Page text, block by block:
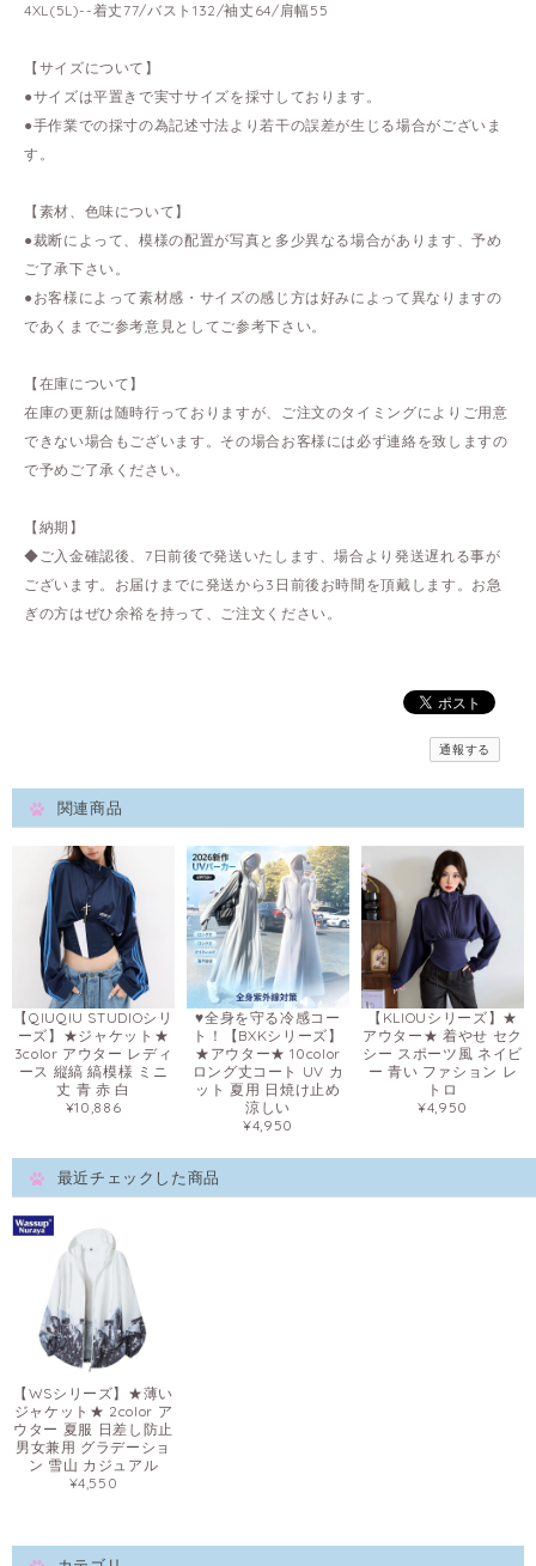
4XL(5L)--着丈77/バスト132/袖丈64/肩幅55
【サイズについて】
●サイズは平置きで実寸サイズを採寸しております。
●手作業での採寸の為記述寸法より若干の誤差が生じる場合がございま
す。
【素材、色味について】
●裁断によって、模様の配置が写真と多少異なる場合があります、予め
ご了承下さい。
●お客様によって素材感・サイズの感じ方は好みによって異なりますの
であくまでご参考意見としてご参考下さい。
【在庫について】
在庫の更新は随時行っておりますが、ご注文のタイミングによりご用意
できない場合もございます。その場合お客様には必ず連絡を致しますの
で予めご了承ください。
【納期】
◆ご入金確認後、7日前後で発送いたします、場合より発送遅れる事が
ございます。お届けまでに発送から3日前後お時間を頂戴します。お急
ぎの方はぜひ余裕を持って、ご注文ください。
通報する
関連商品
【QIUQIU STUDIOシリ
ーズ】★ジャケット★
3color アウター レディ
ース 縦縞 縞模様 ミニ
丈 青 赤 白
¥10,886
♥全身を守る冷感コー
ト！【BXKシリーズ】
★アウター★ 10color
ロング丈コート UV カ
ット 夏用 日焼け止め
涼しい
¥4,950
【KLIOUシリーズ】★
アウター★ 着やせ セク
シー スポーツ風 ネイビ
ー 青い ファション レ
トロ
¥4,950
最近チェックした商品
【WSシリーズ】★薄い
ジャケット★ 2color ア
ウター 夏服 日差し防止
男女兼用 グラデーショ
ン 雪山 カジュアル
¥4,550